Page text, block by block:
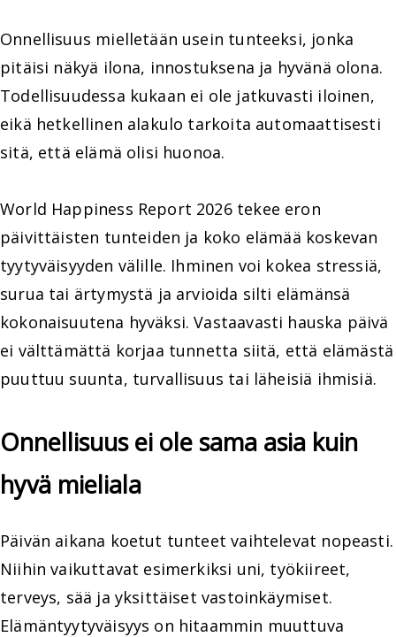
Onnellisuus mielletään usein tunteeksi, jonka
pitäisi näkyä ilona, innostuksena ja hyvänä olona.
Todellisuudessa kukaan ei ole jatkuvasti iloinen,
eikä hetkellinen alakulo tarkoita automaattisesti
sitä, että elämä olisi huonoa.
World Happiness Report 2026 tekee eron
päivittäisten tunteiden ja koko elämää koskevan
tyytyväisyyden välille. Ihminen voi kokea stressiä,
surua tai ärtymystä ja arvioida silti elämänsä
kokonaisuutena hyväksi. Vastaavasti hauska päivä
ei välttämättä korjaa tunnetta siitä, että elämästä
puuttuu suunta, turvallisuus tai läheisiä ihmisiä.
Onnellisuus ei ole sama asia kuin
hyvä mieliala
Päivän aikana koetut tunteet vaihtelevat nopeasti.
Niihin vaikuttavat esimerkiksi uni, työkiireet,
terveys, sää ja yksittäiset vastoinkäymiset.
Elämäntyytyväisyys on hitaammin muuttuva